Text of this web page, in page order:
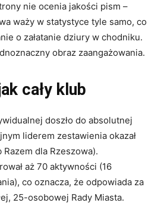
nie ocenia jakości pism –
waży w statystyce tyle samo, co
o załatanie dziury w chodniku.
obraz zaangażowania.
cały klub
doszło do absolutnej
liderem zestawienia okazał
dla Rzeszowa).
aż 70 aktywności (16
co oznacza, że odpowiada za
25-osobowej Rady Miasta.